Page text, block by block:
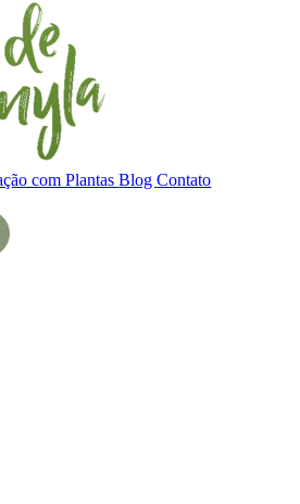
com PlantasBlogContato